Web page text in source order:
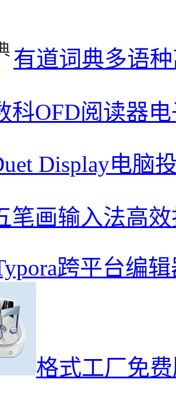
有道词典多语
科OFD阅读器
Display电脑
笔画输入法高
跨平台编
格式工厂免